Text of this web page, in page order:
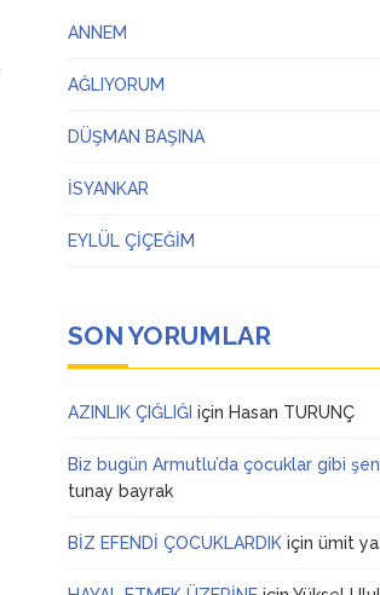
ANNEM
AĞLIYORUM
DÜŞMAN BAŞINA
İSYANKAR
EYLÜL ÇİÇEĞİM
SON YORUMLAR
AZINLIK ÇIĞLIĞI için Hasan TURUNÇ
Biz bugün Armutlu’da çocuklar gibi
tunay bayrak
BİZ EFENDİ ÇOCUKLARDIK içinümit